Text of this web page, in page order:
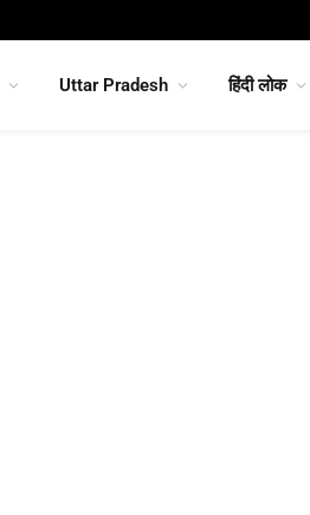
Uttar Pradesh हिंदी लोक